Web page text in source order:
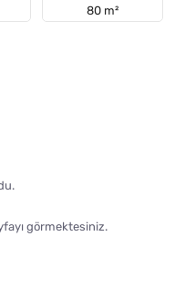
80 m²
görmektesiniz.